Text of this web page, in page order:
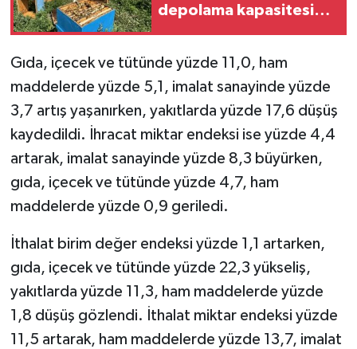
depolama kapasitesi
Gıda, içecek ve tütünde yüzde 11,0, ham
maddelerde yüzde 5,1, imalat sanayinde yüzde
3,7 artış yaşanırken, yakıtlarda yüzde 17,6 düşüş
kaydedildi. İhracat miktar endeksi ise yüzde 4,4
artarak, imalat sanayinde yüzde 8,3 büyürken,
gıda, içecek ve tütünde yüzde 4,7, ham
maddelerde yüzde 0,9 geriledi.
İthalat birim değer endeksi yüzde 1,1 artarken,
gıda, içecek ve tütünde yüzde 22,3 yükseliş,
yakıtlarda yüzde 11,3, ham maddelerde yüzde
1,8 düşüş gözlendi. İthalat miktar endeksi yüzde
11,5 artarak, ham maddelerde yüzde 13,7, imalat